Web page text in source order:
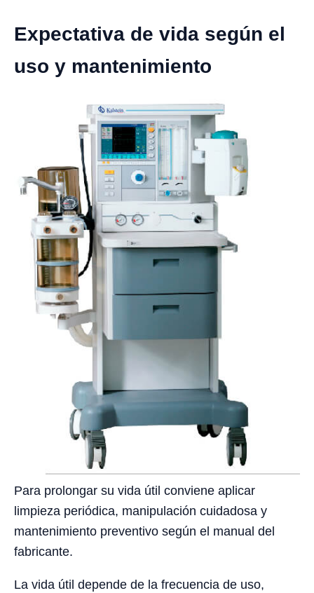
Expectativa de vida según el
uso y mantenimiento
Para prolongar su vida útil conviene aplicar
limpieza periódica, manipulación cuidadosa y
mantenimiento preventivo según el manual del
fabricante.
La vida útil depende de la frecuencia de uso,